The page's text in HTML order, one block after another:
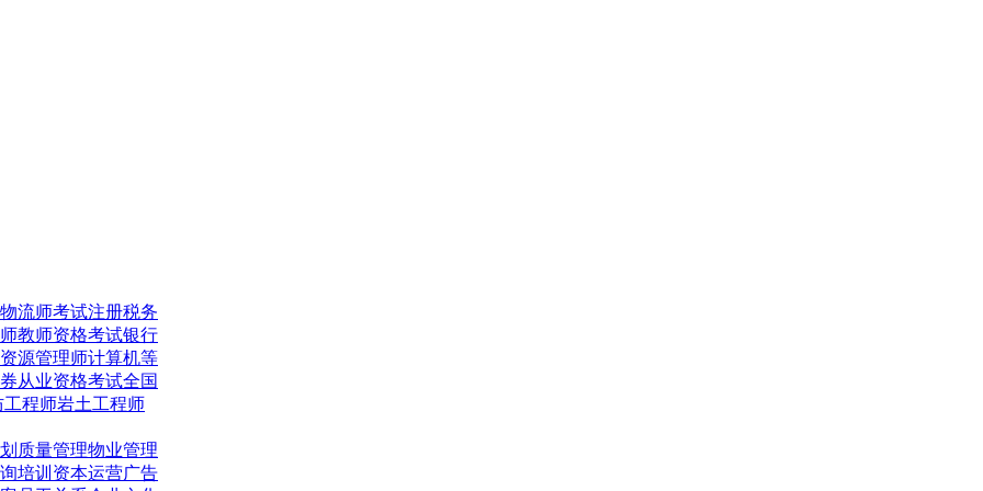
物流师考试注册税务
教师资格考试银行
源管理师计算机等
从业资格考试全国
工程师岩土工程师
质量管理物业管理
培训 资本运营广告